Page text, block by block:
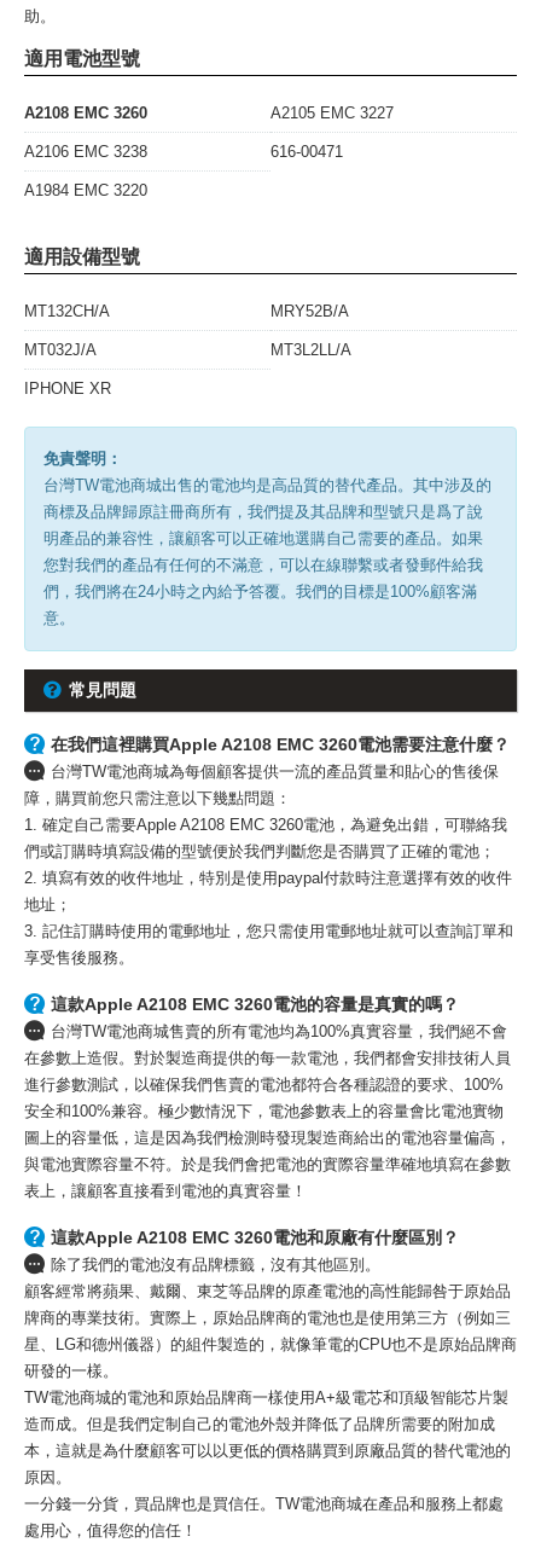
助。
適用電池型號
A2108 EMC 3260 A2105 EMC 3227
A2106 EMC 3238 616-00471
A1984 EMC 3220
適用設備型號
MT132CH/A MRY52B/A
MT032J/A MT3L2LL/A
IPHONE XR
免責聲明：
台灣TW電池商城出售的電池均是高品質的替代產品。其中涉及的
商標及品牌歸原註冊商所有，我們提及其品牌和型號只是爲了說
明產品的兼容性，讓顧客可以正確地選購自己需要的產品。如果
您對我們的產品有任何的不滿意，可以在線聯繫或者發郵件給我
們，我們將在24小時之內給予答覆。我們的目標是100%顧客滿
意。
常見問題
在我們這裡購買Apple A2108 EMC 3260電池需要注意什麼？
台灣TW電池商城為每個顧客提供一流的產品質量和貼心的售後保
障，購買前您只需注意以下幾點問題：
1. 確定自己需要Apple A2108 EMC 3260電池，為避免出錯，可聯絡我
們或訂購時填寫設備的型號便於我們判斷您是否購買了正確的電池；
2. 填寫有效的收件地址，特別是使用paypal付款時注意選擇有效的收件
地址；
3. 記住訂購時使用的電郵地址，您只需使用電郵地址就可以查詢訂單和
享受售後服務。
這款Apple A2108 EMC 3260電池的容量是真實的嗎？
台灣TW電池商城售賣的所有電池均為100%真實容量，我們絕不會
在參數上造假。對於製造商提供的每一款電池，我們都會安排技術人員
進行參數測試，以確保我們售賣的電池都符合各種認證的要求、100%
安全和100%兼容。極少數情況下，電池參數表上的容量會比電池實物
圖上的容量低，這是因為我們檢測時發現製造商給出的電池容量偏高，
與電池實際容量不符。於是我們會把電池的實際容量準確地填寫在參數
表上，讓顧客直接看到電池的真實容量！
這款Apple A2108 EMC 3260電池和原廠有什麼區別？
除了我們的電池沒有品牌標籤，沒有其他區別。
顧客經常將蘋果、戴爾、東芝等品牌的原產電池的高性能歸咎于原始品
牌商的專業技術。實際上，原始品牌商的電池也是使用第三方（例如三
星、LG和德州儀器）的組件製造的，就像筆電的CPU也不是原始品牌商
研發的一樣。
TW電池商城的電池和原始品牌商一樣使用A+級電芯和頂級智能芯片製
造而成。但是我們定制自己的電池外殼并降低了品牌所需要的附加成
本，這就是為什麼顧客可以以更低的價格購買到原廠品質的替代電池的
原因。
一分錢一分貨，買品牌也是買信任。TW電池商城在產品和服務上都處
處用心，值得您的信任！